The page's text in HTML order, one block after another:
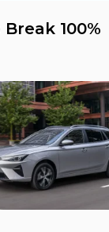
Break 100%